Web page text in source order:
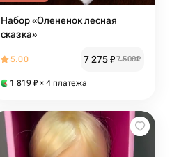
Набор «Олененок лесная
сказка»
5.00 7 275₽7 500₽
1 819 ₽ × 4 платежа